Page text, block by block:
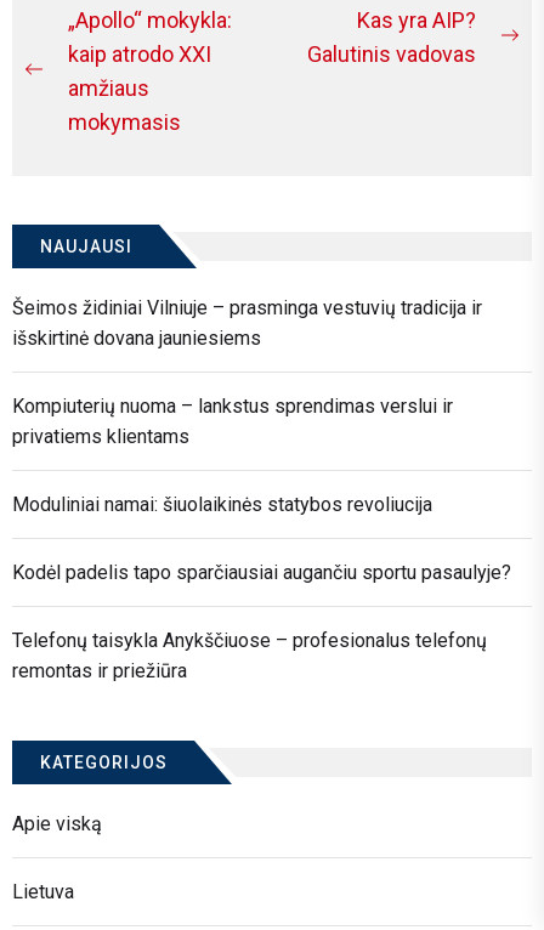
Navigacija
tarp
įrašų
Previous
post:
„Apollo“ mokykla:
kaip atrodo XXI
amžiaus
mokymasis
Kas yra AIP?
Galutinis vadovas
NAUJAUSI
Šeimos židiniai Vilniuje – prasminga vestuvių tradicija ir
išskirtinė dovana jauniesiems
Kompiuterių nuoma – lankstus sprendimas verslui ir
privatiems klientams
Moduliniai namai: šiuolaikinės statybos revoliucija
Kodėl padelis tapo sparčiausiai augančiu sportu pasaulyje?
Telefonų taisykla Anykščiuose – profesionalus telefonų
remontas ir priežiūra
KATEGORIJOS
Apie viską
Lietuva